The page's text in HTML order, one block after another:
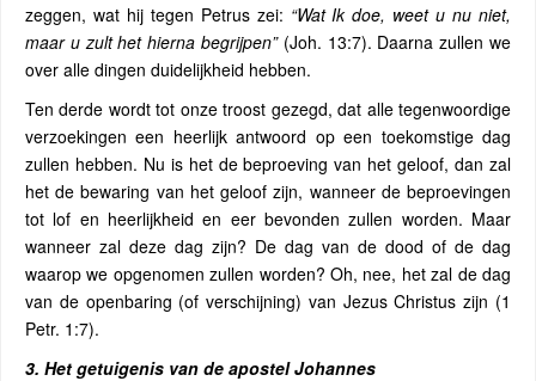
zeggen, wat hij tegen Petrus zei: “Wat Ik doe, weet u nu niet,
maar u zult het hierna begrijpen”(Joh. 13:7). Daarna zullen we
over alle dingen duidelijkheid hebben.
Ten derde wordt tot onze troost gezegd, dat alle tegenwoordige
verzoekingen een heerlijk antwoord op een toekomstige dag
zullen hebben. Nu is het de beproeving van het geloof, dan zal
het de bewaring van het geloof zijn, wanneer de beproevingen
tot lof en heerlijkheid en eer bevonden zullen worden. Maar
wanneer zal deze dag zijn? De dag van de dood of de dag
waarop we opgenomen zullen worden? Oh, nee, het zal de dag
van de openbaring (of verschijning) van Jezus Christus zijn (1
Petr. 1:7).
3. Het getuigenis van de apostel Johannes